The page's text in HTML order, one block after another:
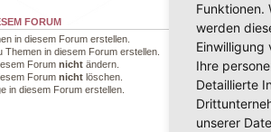
FORUM
in diesem Forum erstellen.
Themen in diesem Forum erstellen.
Forum nicht ändern.
Forum nicht löschen.
in diesem Forum erstellen.
Funktionen.
werden
Ihre
Detaillierte
unserer